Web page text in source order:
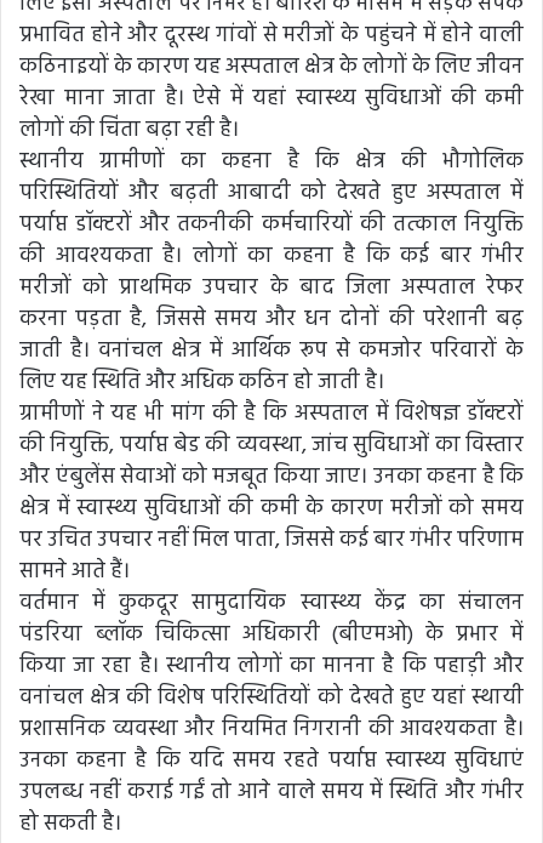
प्रभावित होने और दूरस्थ गांवों से मरीजों के पहुंचने में होने वाली
कठिनाइयों के कारण यह अस्पताल क्षेत्र के लोगों के लिए जीवन
रेखा माना जाता है। ऐसे में यहां स्वास्थ्य सुविधाओं की कमी
लोगों की चिंता बढ़ा रही है।
स्थानीय ग्रामीणों का कहना है कि क्षेत्र की भौगोलिक
परिस्थितियों और बढ़ती आबादी को देखते हुए अस्पताल में
पर्याप्त डॉक्टरों और तकनीकी कर्मचारियों की तत्काल नियुक्ति
की आवश्यकता है। लोगों का कहना है कि कई बार गंभीर
मरीजों को प्राथमिक उपचार के बाद जिला अस्पताल रेफर
करना पड़ता है, जिससे समय और धन दोनों की परेशानी बढ़
जाती है। वनांचल क्षेत्र में आर्थिक रूप से कमजोर परिवारों के
लिए यह स्थिति और अधिक कठिन हो जाती है।
ग्रामीणों ने यह भी मांग की है कि अस्पताल में विशेषज्ञ डॉक्टरों
की नियुक्ति, पर्याप्त बेड की व्यवस्था, जांच सुविधाओं का विस्तार
और एंबुलेंस सेवाओं को मजबूत किया जाए। उनका कहना है कि
क्षेत्र में स्वास्थ्य सुविधाओं की कमी के कारण मरीजों को समय
पर उचित उपचार नहीं मिल पाता, जिससे कई बार गंभीर परिणाम
सामने आते हैं।
वर्तमान में कुकदूर सामुदायिक स्वास्थ्य केंद्र का संचालन
पंडरिया ब्लॉक चिकित्सा अधिकारी (बीएमओ) के प्रभार में
किया जा रहा है। स्थानीय लोगों का मानना है कि पहाड़ी और
वनांचल क्षेत्र की विशेष परिस्थितियों को देखते हुए यहां स्थायी
प्रशासनिक व्यवस्था और नियमित निगरानी की आवश्यकता है।
उनका कहना है कि यदि समय रहते पर्याप्त स्वास्थ्य सुविधाएं
उपलब्ध नहीं कराई गईं तो आने वाले समय में स्थिति और गंभीर
हो सकती है।